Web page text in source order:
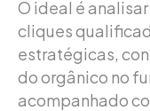
O ideal é
cliques
estratégicas,
do orgânico no
acompanhado